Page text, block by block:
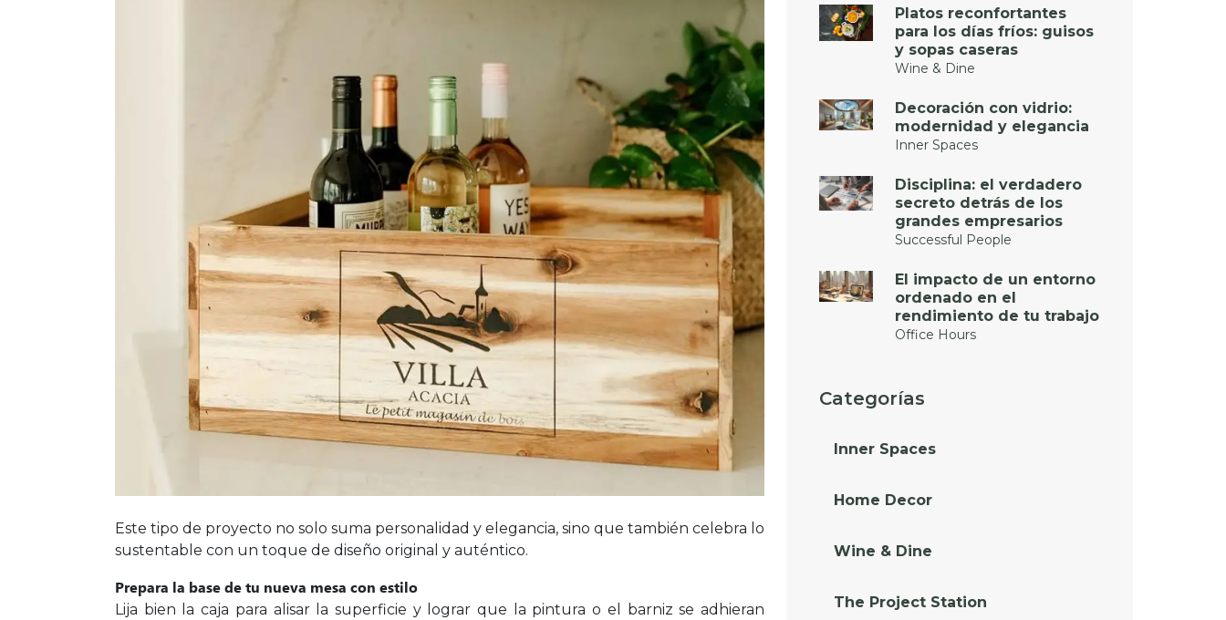
Este tipo de proyecto no solo suma personalidad y elegancia, sino que también celebra lo
sustentable con un toque de diseño original y auténtico.
Prepara la base de tu nueva mesa con estilo
Lija bien la caja para alisar la superficie y lograr que la pintura o el barniz se adhieran
Platos reconfortantes
para los días fríos: guisos
y sopas caseras
Wine & Dine
Decoración con vidrio:
modernidad y elegancia
Inner Spaces
Disciplina: el verdadero
secreto detrás de los
grandes empresarios
Successful People
El impacto de un entorno
ordenado en el
rendimiento de tu trabajo
Office Hours
Categorías
Inner Spaces
Home Decor
Wine & Dine
The Project Station